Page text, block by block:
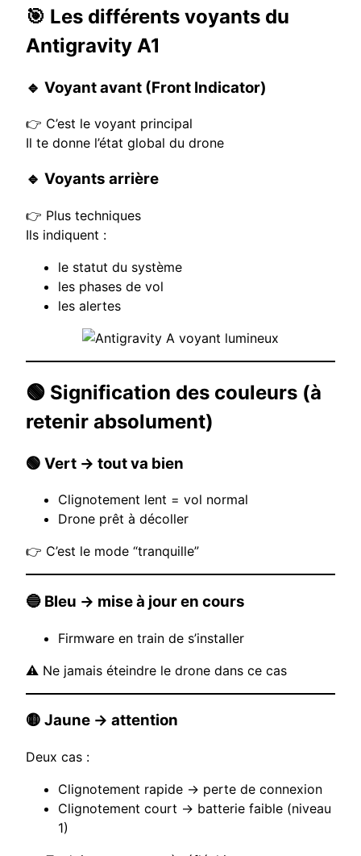
🎯 Les différents voyants du
Antigravity A1
🔹 Voyant avant (Front Indicator)
👉 C’est le voyant principal
Il te donne l’état global du drone
🔹 Voyants arrière
👉 Plus techniques
Ils indiquent :
le statut du système
les phases de vol
les alertes
🟢 Signification des couleurs (à
retenir absolument)
🟢 Vert → tout va bien
Clignotement lent = vol normal
Drone prêt à décoller
👉 C’est le mode “tranquille”
🔵 Bleu → mise à jour en cours
Firmware en train de s’installer
⚠️ Ne jamais éteindre le drone dans ce cas
🟡 Jaune → attention
Deux cas :
Clignotement rapide → perte de connexion
Clignotement court → batterie faible (niveau
1)